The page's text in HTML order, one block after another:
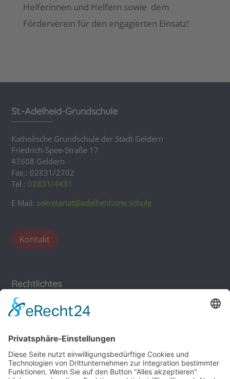
Helferinnen und Helfern sowie dem
Förderverein für den engagierten Einsatz!
St.-Adelheid-Grundschule
Katholische Grundschule der Stadt Geldern
Friedrich-Spee-Straße 17
47608 Geldern
Fax.: 02831/2702
Tel.: 02831/4431
E Mail: sekretariat@adelheid.nrw.schule
Kontakt
Rechtlichtes
Impressum
Sonstiges